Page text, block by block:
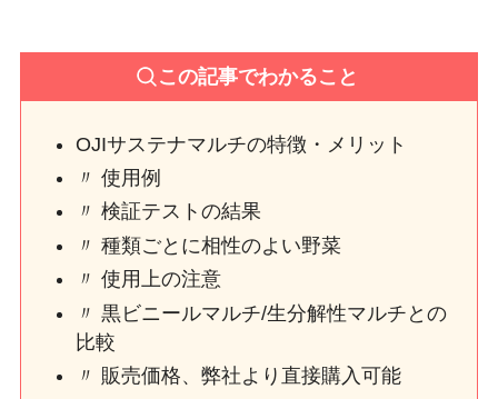
この記事でわかること
OJIサステナマルチの特徴・メリット
〃 使用例
〃 検証テストの結果
〃 種類ごとに相性のよい野菜
〃 使用上の注意
〃 黒ビニールマルチ/生分解性マルチとの
比較
〃 販売価格、弊社より直接購入可能